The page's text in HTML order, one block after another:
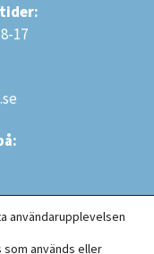
17
användarupplevelsen
används eller